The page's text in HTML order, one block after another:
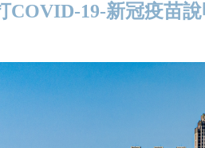
COVID-19-新冠疫苗